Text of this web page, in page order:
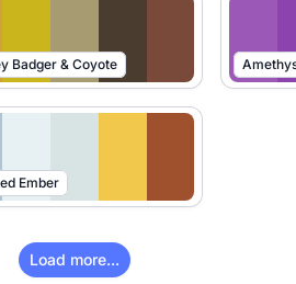
Badger & Coyote
Ember
Load more...